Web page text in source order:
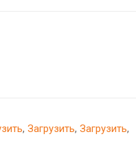
, Загрузить, Загрузить,